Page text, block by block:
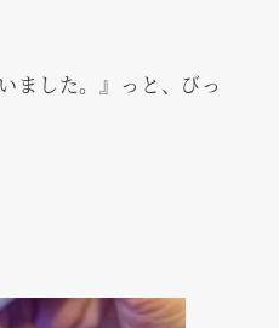
ました。』っと、びっ